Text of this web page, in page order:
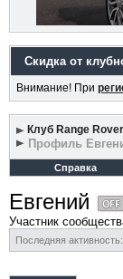
Скидка от
Внимание! При
Клуб Range
Профиль
Справка
Евгений
Участник
Последняя активность: